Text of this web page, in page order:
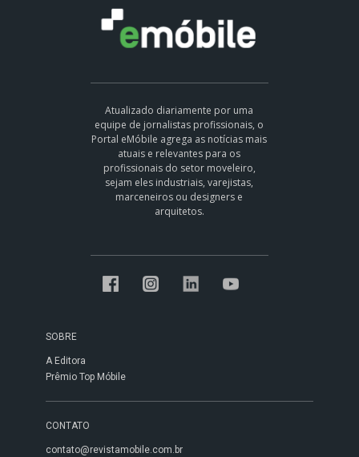
Atualizado diariamente por uma
equipe de jornalistas profissionais, o
Portal eMóbile agrega as notícias mais
atuais e relevantes para os
profissionais do setor moveleiro,
sejam eles industriais, varejistas,
marceneiros ou designers e
arquitetos.
SOBRE
A Editora
Prêmio Top Móbile
CONTATO
contato@revistamobile.com.br